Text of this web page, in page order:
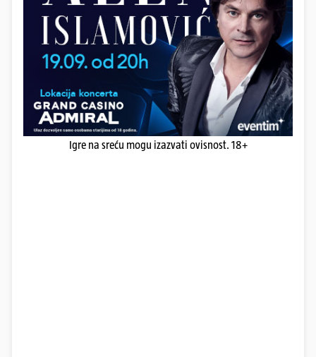
Igre na sreću mogu izazvati ovisnost. 18+